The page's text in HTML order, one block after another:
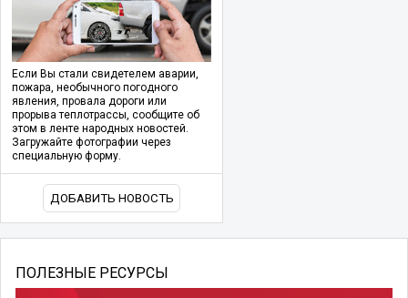
Если Вы стали свидетелем аварии,
пожара, необычного погодного
явления, провала дороги или
прорыва теплотрассы, сообщите об
этом в ленте народных новостей.
Загружайте фотографии через
специальную форму.
ДОБАВИТЬ НОВОСТЬ
ПОЛЕЗНЫЕ РЕСУРСЫ